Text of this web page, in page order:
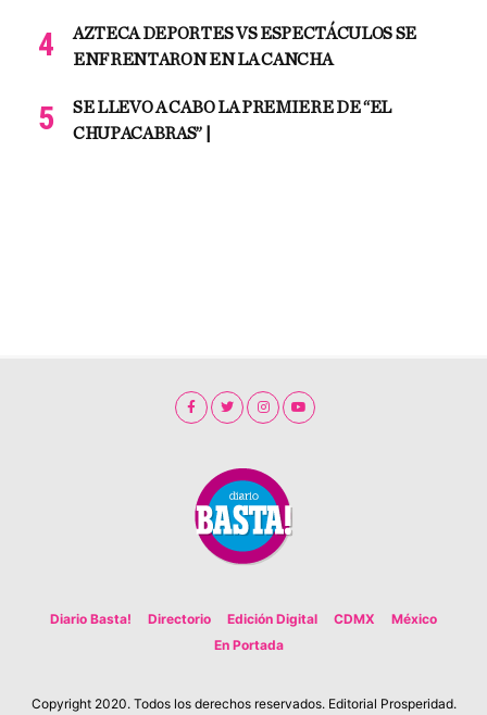
AZTECA DEPORTES VS ESPECTÁCULOS SE
ENFRENTARON EN LA CANCHA
SE LLEVO A CABO LA PREMIERE DE “EL
CHUPACABRAS” |
Diario Basta! Directorio Edición Digital CDMX
México
En Portada
Copyright 2020. Todos los derechos reservados. Editorial Prosperidad.